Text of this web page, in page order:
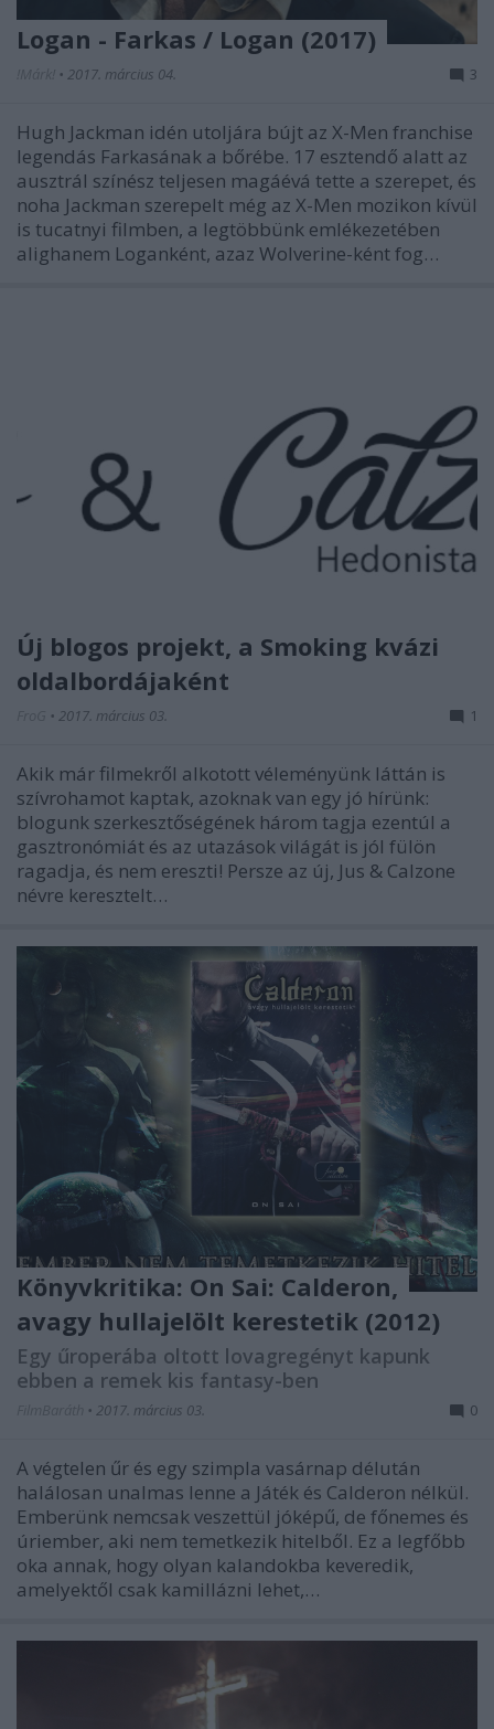
Logan - Farkas / Logan (2017)
• 2017. március 04. 3
Hugh Jackman idén utoljára bújt az X-Men franchise
legendás Farkasának a bőrébe. 17 esztendő alatt az
ausztrál színész teljesen magáévá tette a szerepet, és
noha Jackman szerepelt még az X-Men mozikon kívül
is tucatnyi filmben, a legtöbbünk emlékezetében
alighanem Loganként, azaz Wolverine-ként fog…
Új blogos projekt, a Smoking kvázi
oldalbordájaként
• 2017. március 03. 1
Akik már filmekről alkotott véleményünk láttán is
szívrohamot kaptak, azoknak van egy jó hírünk:
blogunk szerkesztőségének három tagja ezentúl a
gasztronómiát és az utazások világát is jól fülön
ragadja, és nem ereszti! Persze az új, Jus & Calzone
névre keresztelt…
Könyvkritika: On Sai: Calderon,
avagy hullajelölt kerestetik (2012)
Egy űroperába oltott lovagregényt kapunk
ebben a remek kis fantasy-ben
• 2017. március 03. 0
A végtelen űr és egy szimpla vasárnap délután
halálosan unalmas lenne a Játék és Calderon nélkül.
Emberünk nemcsak veszettül jóképű, de főnemes és
úriember, aki nem temetkezik hitelből. Ez a legfőbb
oka annak, hogy olyan kalandokba keveredik,
amelyektől csak kamillázni lehet,…